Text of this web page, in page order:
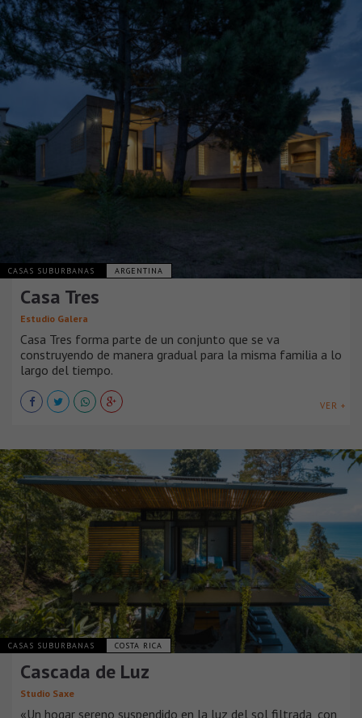
CASAS SUBURBANAS ARGENTINA
Casa Tres
Estudio Galera
Casa Tres forma parte de un conjunto que se va
construyendo de manera gradual para la misma familia a lo
largo del tiempo.
VER +
CASAS SUBURBANAS COSTA RICA
Cascada de Luz
Studio Saxe
«Un hogar sereno suspendido en la luz del sol filtrada, con